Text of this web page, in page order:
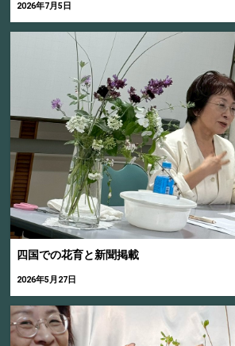
2026年7月5日
四国での花育と新聞掲載
2026年5月27日